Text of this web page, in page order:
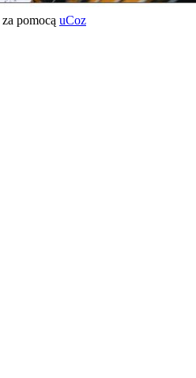
za pomocą uCoz